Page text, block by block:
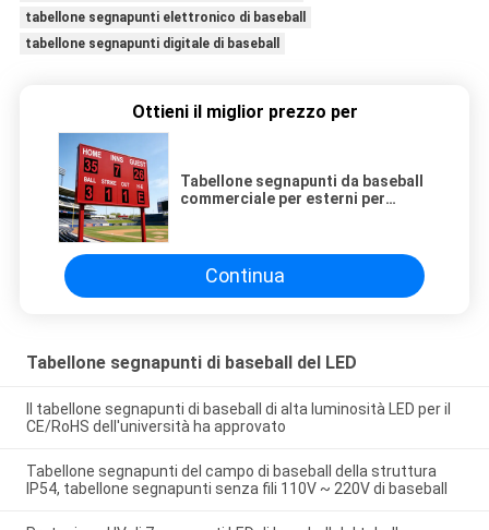
tabellone segnapunti elettronico di baseball
tabellone segnapunti digitale di baseball
Ottieni il miglior prezzo per
Tabellone segnapunti da baseball
commerciale per esterni per
Continua
Tabellone segnapunti di baseball del LED
Il tabellone segnapunti di baseball di alta luminosità LED per il
CE/RoHS dell'università ha approvato
Tabellone segnapunti del campo di baseball della struttura
IP54, tabellone segnapunti senza fili 110V ~ 220V di baseball